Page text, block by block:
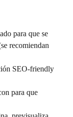
para que se
recomiendan
SEO-friendly
para que